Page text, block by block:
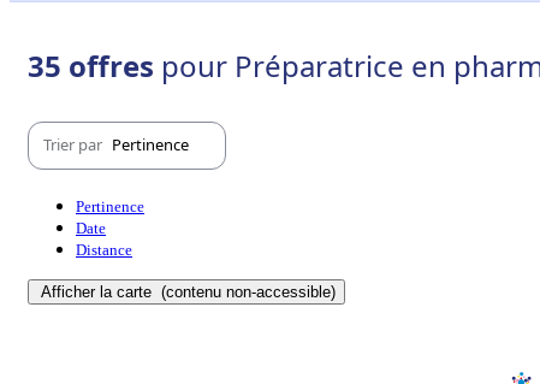
35 offres pour Préparatrice en
Trier par Pertinence
Pertinence
Date
Distance
Afficher la carte (contenu non-accessible)